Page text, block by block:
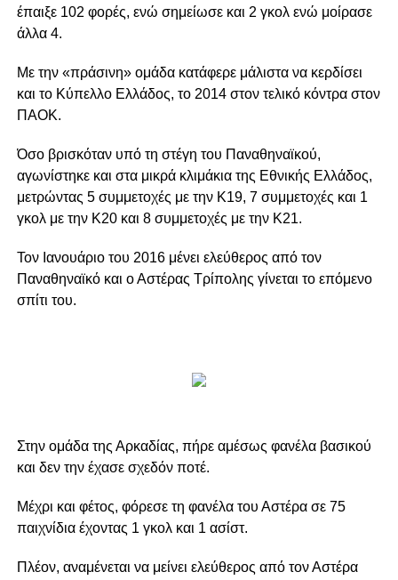
έπαιξε 102 φορές, ενώ σημείωσε και 2 γκολ ενώ μοίρασε
άλλα 4.
Με την «πράσινη» ομάδα κατάφερε μάλιστα να κερδίσει
και το Κύπελλο Ελλάδος, το 2014 στον τελικό κόντρα στον
ΠΑΟΚ.
Όσο βρισκόταν υπό τη στέγη του Παναθηναϊκού,
αγωνίστηκε και στα μικρά κλιμάκια της Εθνικής Ελλάδος,
μετρώντας 5 συμμετοχές με την Κ19, 7 συμμετοχές και 1
γκολ με την Κ20 και 8 συμμετοχές με την Κ21.
Τον Ιανουάριο του 2016 μένει ελεύθερος από τον
Παναθηναϊκό και ο Αστέρας Τρίπολης γίνεται το επόμενο
σπίτι του.
Στην ομάδα της Αρκαδίας, πήρε αμέσως φανέλα βασικού
και δεν την έχασε σχεδόν ποτέ.
Μέχρι και φέτος, φόρεσε τη φανέλα του Αστέρα σε 75
παιχνίδια έχοντας 1 γκολ και 1 ασίστ.
Πλέον, αναμένεται να μείνει ελεύθερος από τον Αστέρα